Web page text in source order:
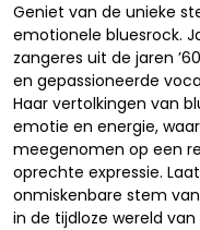
Geniet van de unieke
emotionele bluesrock.
zangeres uit de jaren
en gepassioneerde
Haar vertolkingen van
emotie en energie,
meegenomen op een
oprechte expressie.
onmiskenbare stem
in de tijdloze wereld van